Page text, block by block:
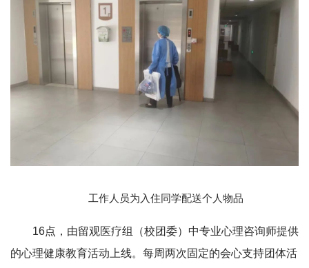
工作人员为入住同学配送个人物品
16点，由留观医疗组（校团委）中专业心理咨询师提供
的心理健康教育活动上线。每周两次固定的会心支持团体活